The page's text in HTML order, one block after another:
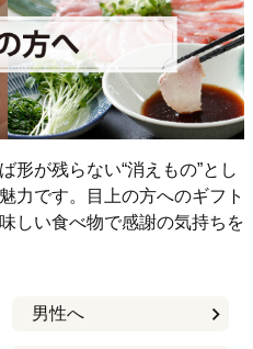
形が残らない“消えもの”とし
力です。目上の方へのギフト
しい食べ物で感謝の気持ちを
男性へ